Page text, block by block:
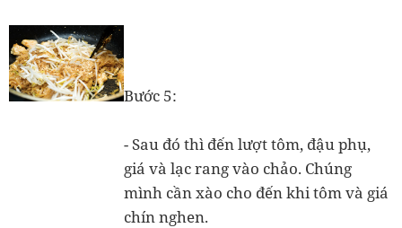
Bước 5:
- Sau đó thì đến lượt tôm, đậu phụ,
giá và lạc rang vào chảo. Chúng
mình cần xào cho đến khi tôm và giá
chín nghen.